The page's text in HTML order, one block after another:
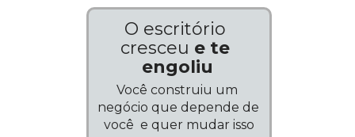
O escritório
cresceu e te
engoliu
Você construiu um
negócio que depende de
você  e quer mudar isso